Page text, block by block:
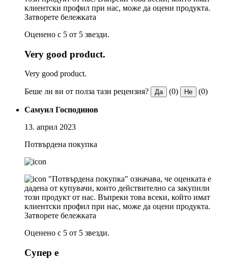
клиентски профил при нас, може да оцени продукта.
Затворете бележката
Оценено с 5 от 5 звезди.
Very good product.
Very good product.
Беше ли ви от полза тази рецензия? Да (0) Не (0)
Самуил Господинов
13. април 2023
Потвърдена покупка
"Потвърдена покупка" означава, че оценката е
дадена от купувачи, които действително са закупили
този продукт от нас. Въпреки това всеки, който имат
клиентски профил при нас, може да оцени продукта.
Затворете бележката
Оценено с 5 от 5 звезди.
Супер е